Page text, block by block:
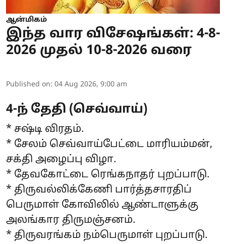
ஆன்மிகம்
இந்த வார விசேஷங்கள்: 4-8-
2026 முதல் 10-8-2026 வரை
Published on: 04 Aug 2026, 9:00 am
4-ந் தேதி (செவ்வாய்)
* சஷ்டி விரதம்.
* சேலம் செவ்வாய்பேட்டை மாரியம்மன்,
சக்தி அழைப்பு விழா.
* தேவகோட்டை ரெங்கநாதர் புறப்பாடு.
* திருவல்லிக்கேணி பார்த்தசாரதிப்
பெருமாள் கோவிலில் ஆண்டாளுக்கு
அலங்கார திருமஞ்சனம்.
* திருவரங்கம் நம்பெருமாள் புறப்பாடு.